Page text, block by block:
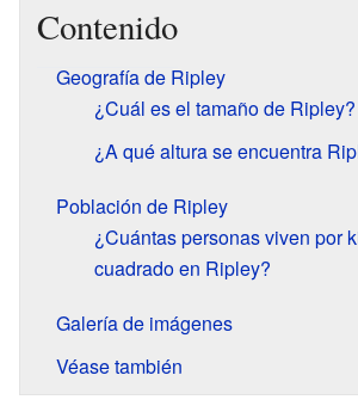
Contenido
Geografía de Ripley
¿Cuál es el tamaño de Ripley?
¿A qué altura se encuentra
Población de Ripley
¿Cuántas personas viven por
cuadrado en Ripley?
Galería de imágenes
Véase también